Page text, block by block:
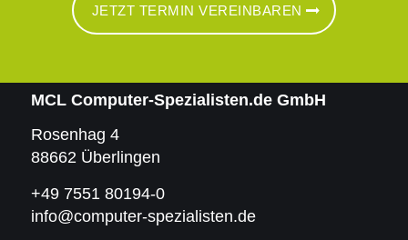
JETZT TERMIN VEREINBAREN
MCL Computer-Spezialisten.de GmbH
Rosenhag 4
88662 Überlingen
+49 7551 80194-0
info@computer-spezialisten.de